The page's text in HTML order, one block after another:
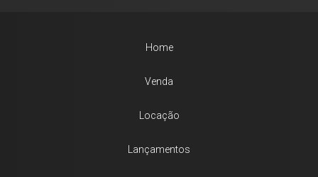
Home
Venda
Locação
Lançamentos